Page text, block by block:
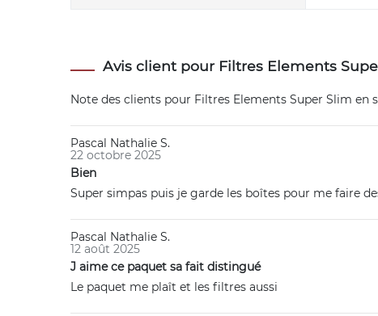
Avis client pour Filtres Elements
Note des clients pour Filtres Elements Super Slim en
Pascal Nathalie S.
22 octobre 2025
Bien
Super simpas puis je garde les boîtes pour me faire
Pascal Nathalie S.
12 août 2025
J aime ce paquet sa fait distingué
Le paquet me plaît et les filtres aussi